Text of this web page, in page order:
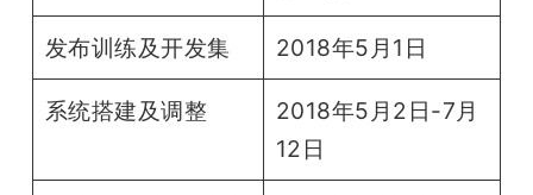
发布训练及开发集 2018年5月1日
系统搭建及调整
2018年5月2日-7月
12日